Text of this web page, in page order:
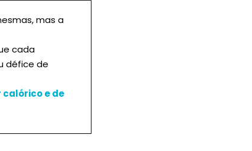
mas a
cada
défice de
calórico e de